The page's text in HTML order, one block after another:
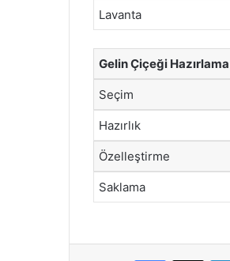
Lavanta
Gelin Çiçeği
Seçim
Hazırlık
Özelleştirme
Saklama